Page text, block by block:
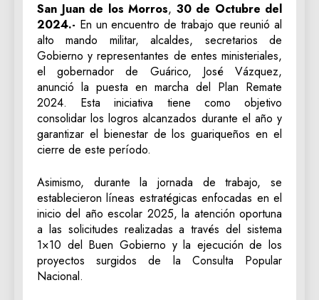
San Juan de los Morros, 30 de Octubre del
2024.- En un encuentro de trabajo que reunió al
alto mando militar, alcaldes, secretarios de
Gobierno y representantes de entes ministeriales,
el gobernador de Guárico, José Vázquez,
anunció la puesta en marcha del Plan Remate
2024. Esta iniciativa tiene como objetivo
consolidar los logros alcanzados durante el año y
garantizar el bienestar de los guariqueños en el
cierre de este período.
Asimismo, durante la jornada de trabajo, se
establecieron líneas estratégicas enfocadas en el
inicio del año escolar 2025, la atención oportuna
a las solicitudes realizadas a través del sistema
1×10 del Buen Gobierno y la ejecución de los
proyectos surgidos de la Consulta Popular
Nacional.